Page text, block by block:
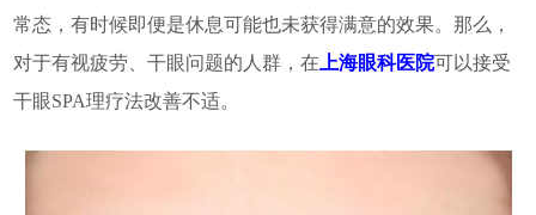
常态，有时候即便是休息可能也未获得满意的效果。那么，
对于有视疲劳、干眼问题的人群，在 上海眼科医院可以接受
干眼SPA理疗法改善不适。